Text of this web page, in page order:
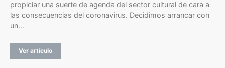
propiciar una suerte de agenda del sector cultural de cara a
las consecuencias del coronavirus. Decidimos arrancar con
un…
Ver artículo